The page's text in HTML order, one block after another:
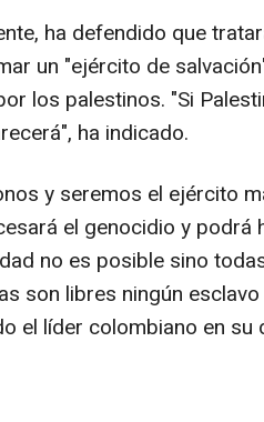
ha defendido que
un "ejército de
los palestinos. "Si
ha indicado.
y seremos el ejército
el genocidio y podrá
no es posible sino
son libres ningún
el líder colombiano en su